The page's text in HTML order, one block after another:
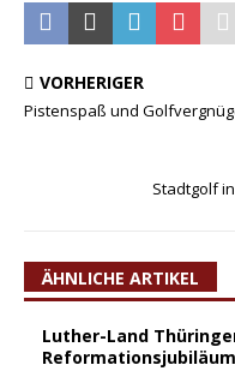
VORHERIGER
Pistenspaß und
Stadtgolf
ÄHNLICHE ARTIKEL
Luther-Land
Reformationsjubiläum